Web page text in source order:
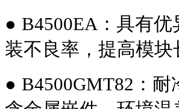
● B4500EA：具有
装不良率，提高模
● B4500GMT82：